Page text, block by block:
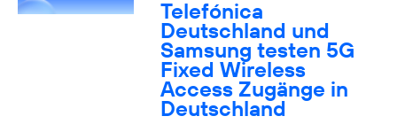
Telefónica
Deutschland und
Samsung testen 5G
Fixed Wireless
Access Zugänge in
Deutschland